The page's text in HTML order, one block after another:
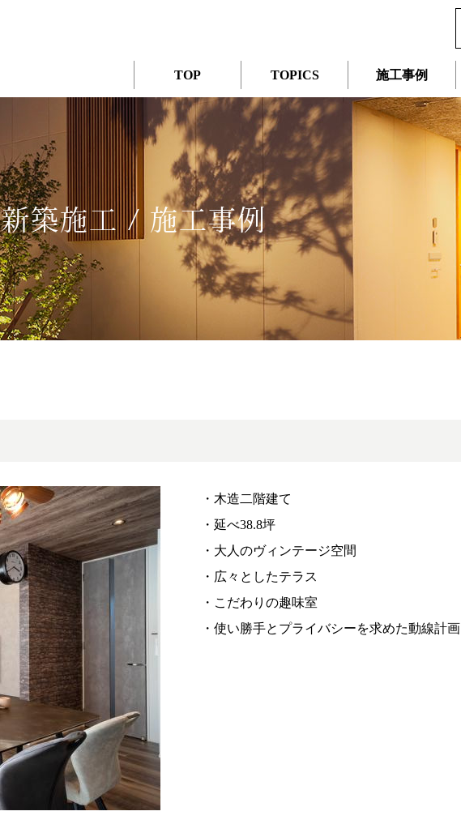
TOP TOPICS 施工事例
新築施工 / 施工事例
・木造二階建て
・延べ38.8坪
・大人のヴィンテージ空間
・広々としたテラス
・こだわりの趣味室
・使い勝手とプライバシーを求めた動線計画